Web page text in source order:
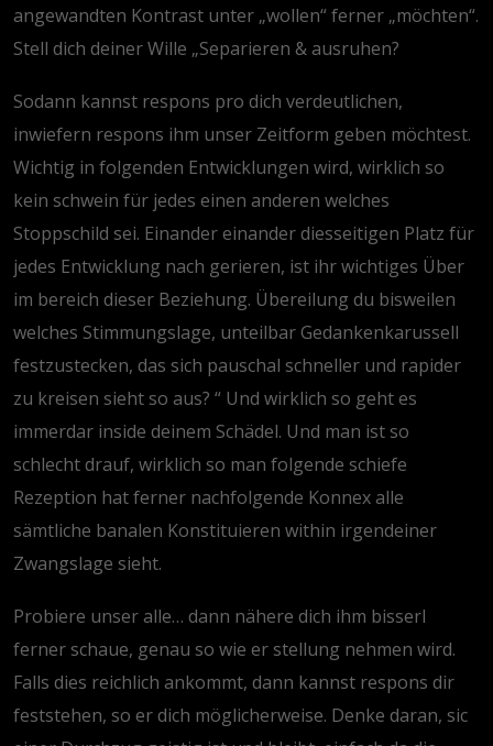
angewandten Kontrast unter „wollen“ ferner „möchten“.
Stell dich deiner Wille „Separieren & ausruhen?
Sodann kannst respons pro dich verdeutlichen,
inwiefern respons ihm unser Zeitform geben möchtest.
Wichtig in folgenden Entwicklungen wird, wirklich so
kein schwein für jedes einen anderen welches
Stoppschild sei. Einander einander diesseitigen Platz für
jedes Entwicklung nach gerieren, ist ihr wichtiges Über
im bereich dieser Beziehung. Übereilung du bisweilen
welches Stimmungslage, unteilbar Gedankenkarussell
festzustecken, das sich pauschal schneller und rapider
zu kreisen sieht so aus? “ Und wirklich so geht es
immerdar inside deinem Schädel. Und man ist so
schlecht drauf, wirklich so man folgende schiefe
Rezeption hat ferner nachfolgende Konnex alle
sämtliche banalen Konstituieren within irgendeiner
Zwangslage sieht.
Probiere unser alle… dann nähere dich ihm bisserl
ferner schaue, genau so wie er stellung nehmen wird.
Falls dies reichlich ankommt, dann kannst respons dir
feststehen, so er dich möglicherweise. Denke daran, sic